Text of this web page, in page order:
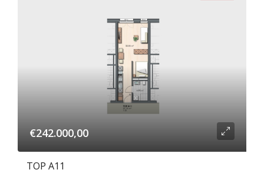
€242.000,00
TOP A11